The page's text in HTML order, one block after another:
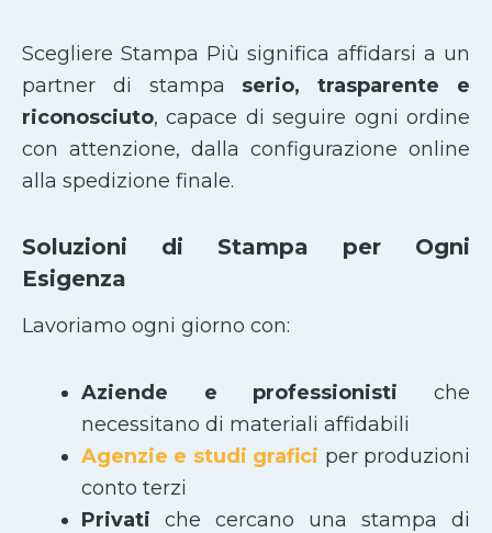
Scegliere Stampa Più significa affidarsi a un
partner di stampa serio, trasparente e
riconosciuto, capace di seguire ogni ordine
con attenzione, dalla configurazione online
alla spedizione finale.
Soluzioni di Stampa per Ogni
Esigenza
Lavoriamo ogni giorno con:
Aziende e professionisti che
necessitano di materiali affidabili
Agenzie e studi grafici per produzioni
conto terzi
Privati che cercano una stampa di